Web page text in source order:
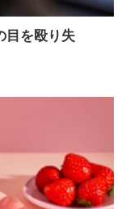
目を殴り失